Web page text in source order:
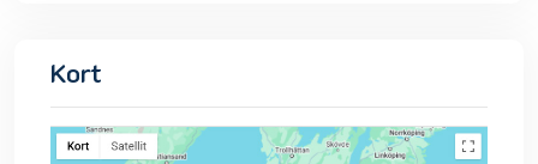
Kort